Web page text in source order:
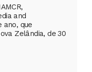
and
ano, que
Zelândia, de 30